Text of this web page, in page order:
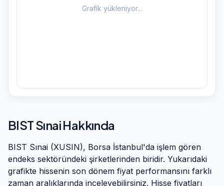
Grafik yükleniyor...
BIST SınaiHakkında
BIST Sınai (XUSIN), Borsa İstanbul'da işlem gören
endeks sektöründeki şirketlerinden biridir. Yukarıdaki
grafikte hissenin son dönem fiyat performansını farklı
zaman aralıklarında inceleyebilirsiniz. Hisse fiyatları